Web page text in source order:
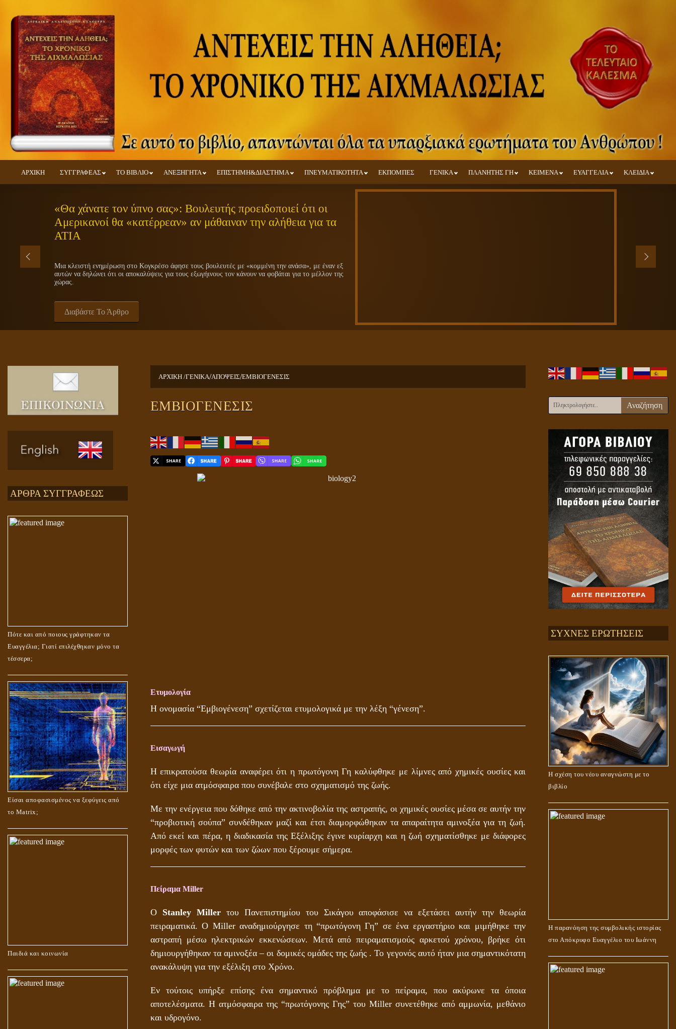
ΑΡΧΙΚΗ ΣΥΓΓΡΑΦΕΑΣ ΤΟ ΒΙΒΛΙΟ ΑΝΕΞΗΓΗΤΑ ΕΠΙΣΤΗΜΗ&ΔΙΑΣΤΗΜΑ ΠΝΕΥΜΑΤΙΚΟΤΗΤΑ ΕΚΠΟΜΠΕΣ ΓΕΝΙΚΑ ΠΛΑΝΗΤΗΣ ΓΗ ΚΕΙΜΕΝΑ ΕΥΑΓΓΕΛΙΑ ΚΛΕΙΔΙΑ
«Θα χάνατε τον ύπνο σας»: Βουλευτής προειδοποιεί ότι οι
Αμερικανοί θα «κατέρρεαν» αν μάθαιναν την αλήθεια για τα
ΑΤΙΑ
Μια κλειστή ενημέρωση στο Κογκρέσο άφησε τους βουλευτές με «κομμένη την ανάσα», με έναν εξ
αυτών να δηλώνει ότι οι αποκαλύψεις για τους εξωγήινους τον κάνουν να φοβάται για το μέλλον της
χώρας.
Διαβάστε Το Άρθρο
ΑΡΘΡΑ ΣΥΓΓΡΑΦΕΩΣ
Πότε και από ποιους γράφτηκαν τα
Ευαγγέλια; Γιατί επιλέχθηκαν μόνο τα
τέσσερα;
Είσαι αποφασισμένος να ξεφύγεις από
το Matrix;
Παιδιά και κοινωνία
ΑΡΧΙΚΗ /ΓΕΝΙΚΑ/ΑΠΟΨΕΙΣ/ΕΜΒΙΟΓΕΝΕΣΙΣ
ΕΜΒΙΟΓΕΝΕΣΙΣ
Ετυμολογία
Η ονομασία “Εμβιογένεση” σχετίζεται ετυμολογικά με την λέξη “γένεση”.
Εισαγωγή
Η επικρατούσα θεωρία αναφέρει ότι η πρωτόγονη Γη καλύφθηκε με λίμνες από χημικές ουσίες και
ότι είχε μια ατμόσφαιρα που συνέβαλε στο σχηματισμό της ζωής.
Με την ενέργεια που δόθηκε από την ακτινοβολία της αστραπής, οι χημικές ουσίες μέσα σε αυτήν την
“προβιοτική σούπα” συνδέθηκαν μαζί και έτσι διαμορφώθηκαν τα απαραίτητα αμινοξέα για τη ζωή.
Από εκεί και πέρα, η διαδικασία της Εξέλιξης έγινε κυρίαρχη και η ζωή σχηματίσθηκε με διάφορες
μορφές των φυτών και των ζώων που ξέρουμε σήμερα.
Πείραμα Miller
Ο Stanley Millerτου Πανεπιστημίου του Σικάγου αποφάσισε να εξετάσει αυτήν την θεωρία
πειραματικά. Ο Miller αναδημιούργησε τη “πρωτόγονη Γη” σε ένα εργαστήριο και μιμήθηκε την
αστραπή μέσω ηλεκτρικών εκκενώσεων. Μετά από πειραματισμούς αρκετού χρόνου, βρήκε ότι
δημιουργήθηκαν τα αμινοξέα – οι δομικές ομάδες της ζωής . Το γεγονός αυτό ήταν μια σημαντικότατη
ανακάλυψη για την εξέλιξη στο Χρόνο.
Εν τούτοις υπήρξε επίσης ένα σημαντικό πρόβλημα με το πείραμα, που ακύρωνε τα όποια
αποτελέσματα. Η ατμόσφαιρα της “πρωτόγονης Γης” του Miller συνετέθηκε από αμμωνία, μεθάνιο
και υδρογόνο.
Αναζήτηση
ΣΥΧΝΕΣ ΕΡΩΤΗΣΕΙΣ
Η σχέση του νέου αναγνώστη με το
βιβλίο
Η παρανόηση της συμβολικής ιστορίας
στο Απόκρυφο Ευαγγέλιο του Ιωάννη